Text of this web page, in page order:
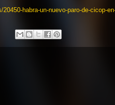
habra-un-nuevo-paro-de-cicop-